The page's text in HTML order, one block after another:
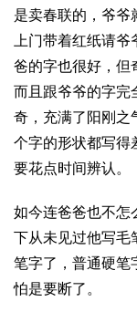
是卖春联的，爷爷
上门带着红纸请
爸的字也很好，但
而且跟爷爷的字完
奇，充满了阳刚之
个字的形状都写得
要花点时间辨认。
如今连爸爸也不怎
下从未见过他写毛
笔字了，普通硬笔
怕是要断了。